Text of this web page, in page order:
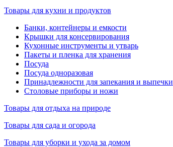
Товары для кухни и продуктов
Банки, контейнеры и емкости
Крышки для консервирования
Кухонные инструменты и утварь
Пакеты и пленка для хранения
Посуда
Посуда одноразовая
Принадлежности для запекания и выпечки
Столовые приборы и ножи
Товары для отдыха на природе
Товары для сада и огорода
Товары для уборки и ухода за домом